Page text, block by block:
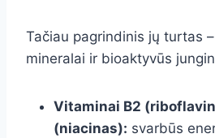
Tačiau pagrindinis jų turtas
mineralai ir bioaktyvūs
Vitaminai B2
(niacinas): svarbūs